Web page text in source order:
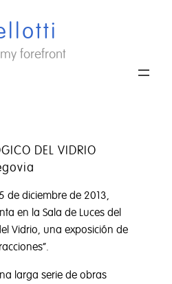
forefront
DEL VIDRIO
de diciembre de 2013,
en la Sala de Luces del
Vidrio, una exposición de
larga serie de obras